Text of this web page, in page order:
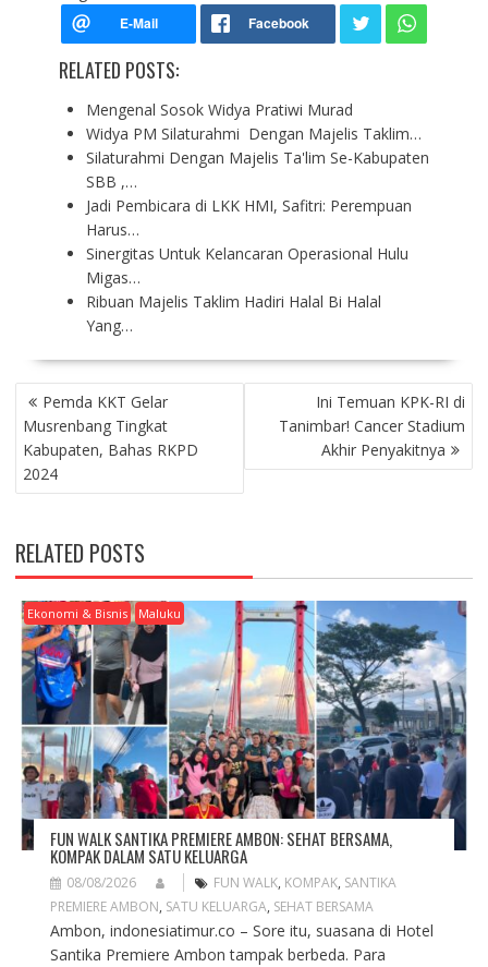
RELATED POSTS:
Mengenal Sosok Widya Pratiwi Murad
Widya PM Silaturahmi Dengan Majelis Taklim…
Silaturahmi Dengan Majelis Ta'lim Se-Kabupaten
SBB ,…
Jadi Pembicara di LKK HMI, Safitri: Perempuan
Harus…
Sinergitas Untuk Kelancaran Operasional Hulu
Migas…
Ribuan Majelis Taklim Hadiri Halal Bi Halal
Yang…
P
O
S
T
N
V
I
G
A
T
O
Pemda KKT Gelar
Musrenbang Tingkat
Kabupaten, Bahas RKPD
2024
Ini Temuan KPK-RI di
Tanimbar! Cancer Stadium
Akhir Penyakitnya
RELATED POSTS
Ekonomi & Bisnis Maluku
FUN WALK SANTIKA PREMIERE AMBON: SEHAT BERSAMA,
KOMPAK DALAM SATU KELUARGA
08/08/2026 FUN WALK, KOMPAK, SANTIKA
PREMIERE AMBON, SATU KELUARGA, SEHAT BERSAMA
Ambon, indonesiatimur.co – Sore itu, suasana di Hotel
Santika Premiere Ambon tampak berbeda. Para